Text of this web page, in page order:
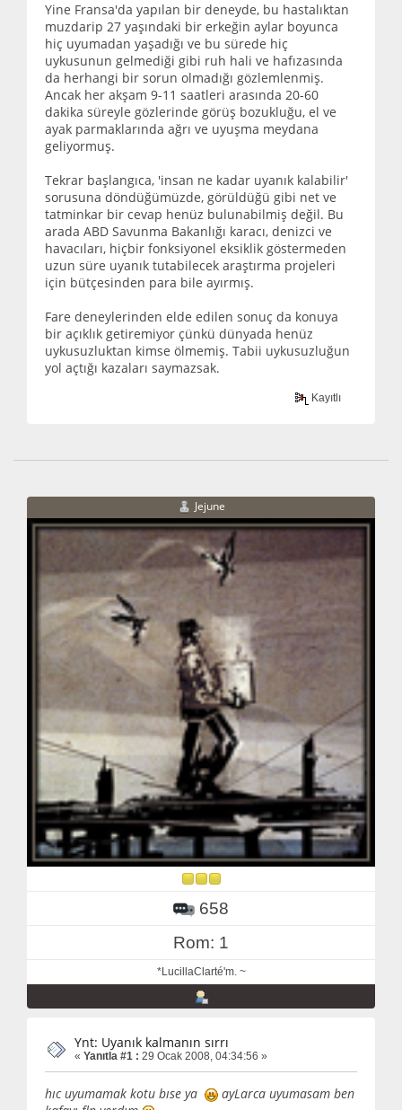
Yine Fransa'da yapılan bir deneyde, bu hastalıktan
muzdarip 27 yaşındaki bir erkeğin aylar boyunca
hiç uyumadan yaşadığı ve bu sürede hiç
uykusunun gelmediği gibi ruh hali ve hafızasında
da herhangi bir sorun olmadığı gözlemlenmiş.
Ancak her akşam 9-11 saatleri arasında 20-60
dakika süreyle gözlerinde görüş bozukluğu, el ve
ayak parmaklarında ağrı ve uyuşma meydana
geliyormuş.
Tekrar başlangıca, 'insan ne kadar uyanık kalabilir'
sorusuna döndüğümüzde, görüldüğü gibi net ve
tatminkar bir cevap henüz bulunabilmiş değil. Bu
arada ABD Savunma Bakanlığı karacı, denizci ve
havacıları, hiçbir fonksiyonel eksiklik göstermeden
uzun süre uyanık tutabilecek araştırma projeleri
için bütçesinden para bile ayırmış.
Fare deneylerinden elde edilen sonuç da konuya
bir açıklık getiremiyor çünkü dünyada henüz
uykusuzluktan kimse ölmemiş. Tabii uykusuzluğun
yol açtığı kazaları saymazsak.
Kayıtlı
Jejune
658
Rom: 1
*LucillaClarté'm. ~
Ynt: Uyanık kalmanın sırrı
« Yanıtla #1 : 29 Ocak 2008, 04:34:56 »
hıc uyumamak kotu bıse ya
ayLarca uyumasam ben